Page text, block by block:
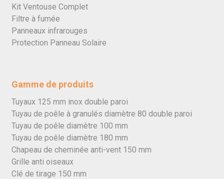
Kit Ventouse Complet
Filtre à fumée
Panneaux infrarouges
Protection Panneau Solaire
Gamme de produits
Tuyaux 125 mm inox double paroi
Tuyau de poêle à granulés diamètre 80 double paroi
Tuyau de poêle diamètre 100 mm
Tuyau de poêle diamètre 180 mm
Chapeau de cheminée anti-vent 150 mm
Grille anti oiseaux
Clé de tirage 150 mm